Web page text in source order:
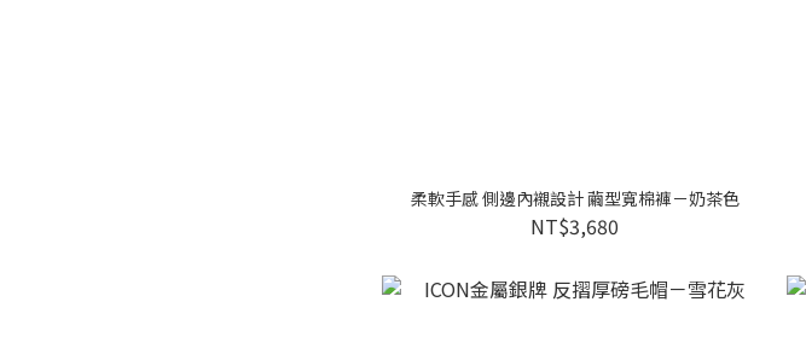
柔軟手感 側邊內襯設計 繭型寬棉褲－奶茶色
NT$3,680